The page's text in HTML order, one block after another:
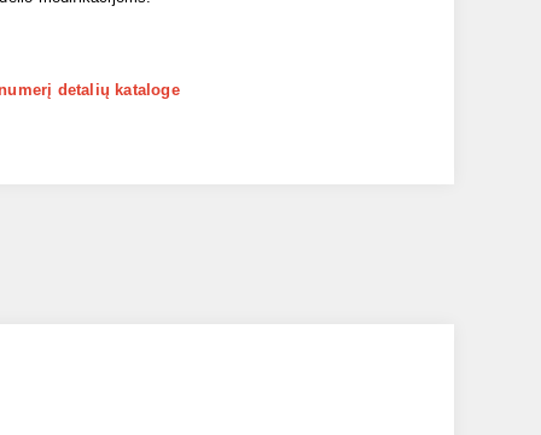
detalių kataloge